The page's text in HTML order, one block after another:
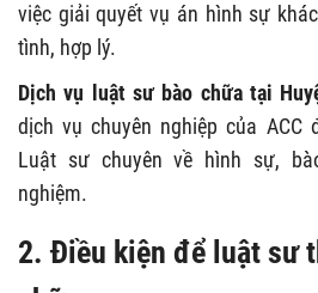
việc giải quyết vụ án hình sự
tình, hợp lý.
Dịch vụ luật sư bào chữa tại
dịch vụ chuyên nghiệp của ACC
Luật sư chuyên về hình sự,
nghiệm.
2. Điều kiện để luật sư